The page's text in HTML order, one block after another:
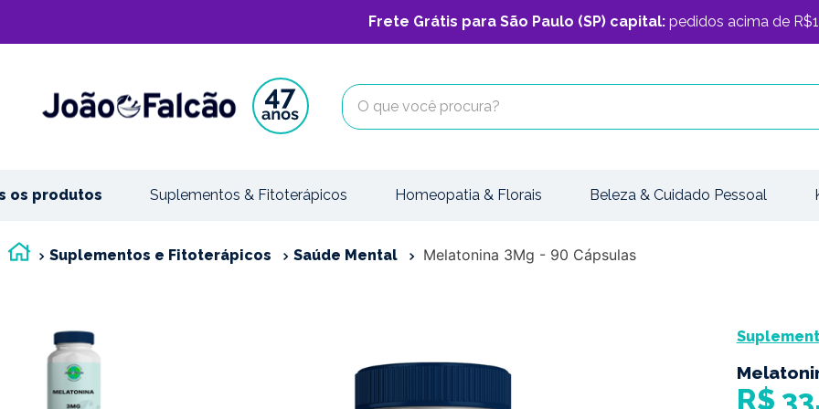
Frete Grátis para São Paulo (SP) capital: pedidos acima de
O que você procura?
os produtos Suplementos & Fitoterápicos Homeopatia & Florais Beleza & Cuidado Pessoal
Suplementos e Fitoterápicos Saúde Mental Melatonina 3Mg - 90 Cápsulas
R$ 33,